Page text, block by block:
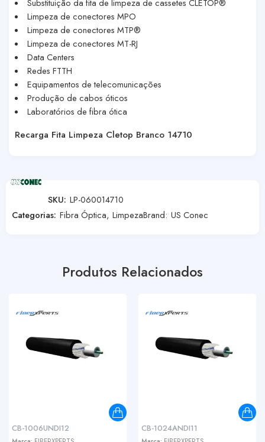
Substituição da fita de limpeza de cassetes CLETOP®
Limpeza de conectores MPO
Limpeza de conectores MTP®
Limpeza de conectores MT-RJ
Data Centers
Redes FTTH
Equipamentos de telecomunicações
Produção de cabos óticos
Laboratórios de fibra ótica
Recarga Fita Limpeza Cletop Branco 14710
SKU: LP-060014710
Categorias: Fibra Óptica, LimpezaBrand: US Conec
Produtos Relacionados
CB-1006UNDI12 CB-1024ANDI11